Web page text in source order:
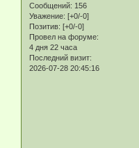
Сообщений: 156
Уважение: [+0/-0]
Позитив: [+0/-0]
Провел на форуме:
4 дня 22 часа
Последний визит:
2026-07-28 20:45:16